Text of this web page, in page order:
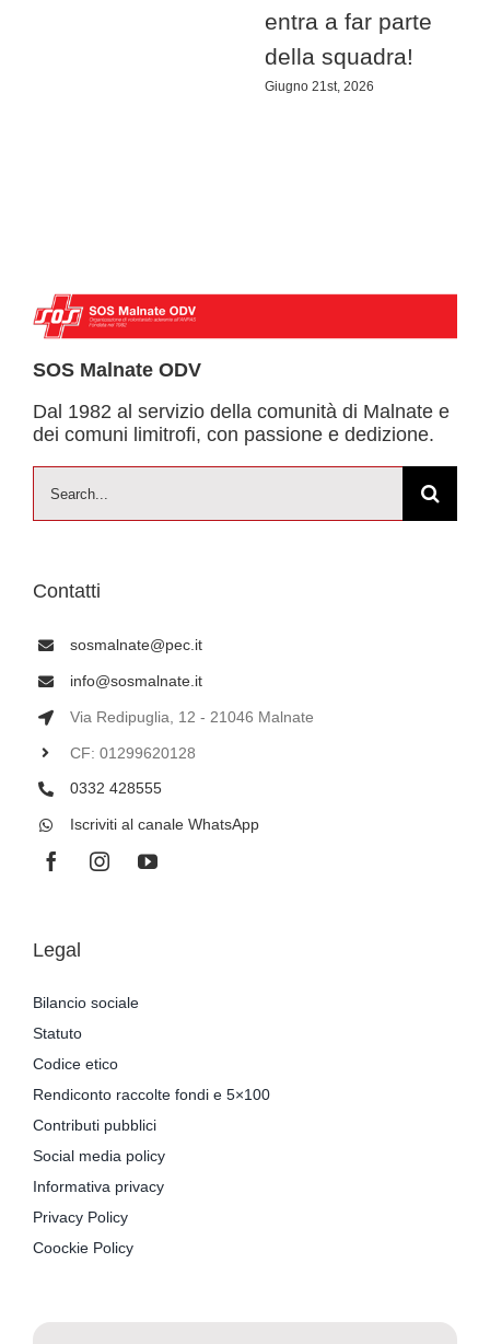
entra a far parte
della squadra!
Giugno 21st, 2026
SOS Malnate ODV
Dal 1982 al servizio della comunità di Malnate e
dei comuni limitrofi, con passione e dedizione.
per:
Contatti
sosmalnate@pec.it
info@sosmalnate.it
Via Redipuglia, 12 - 21046 Malnate
CF: 01299620128
0332 428555
Iscriviti al canale WhatsApp
Legal
Bilancio sociale
Statuto
Codice etico
Rendiconto raccolte fondi e 5×100
Contributi pubblici
Social media policy
Informativa privacy
Privacy Policy
Coockie Policy